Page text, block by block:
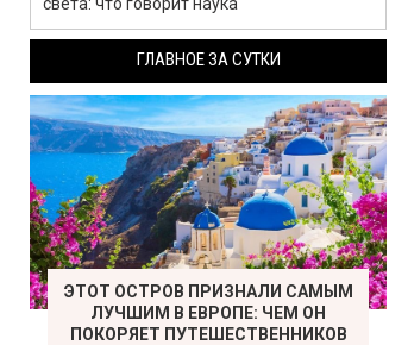
ГЛАВНОЕ ЗА СУТКИ
ЭТОТ ОСТРОВ ПРИЗНАЛИ САМЫМ
ЛУЧШИМ В ЕВРОПЕ: ЧЕМ ОН
ПОКОРЯЕТ ПУТЕШЕСТВЕННИКОВ